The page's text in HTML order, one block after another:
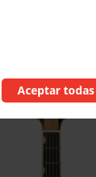
Aceptar todas